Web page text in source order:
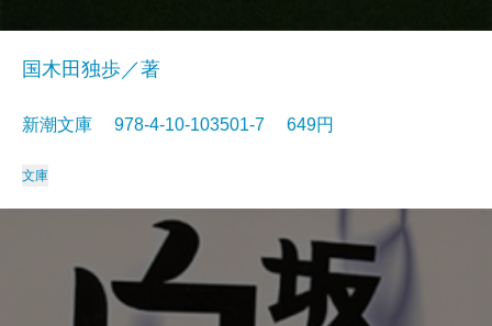
国木田独歩／著
新潮文庫 978-4-10-103501-7 649円
文庫